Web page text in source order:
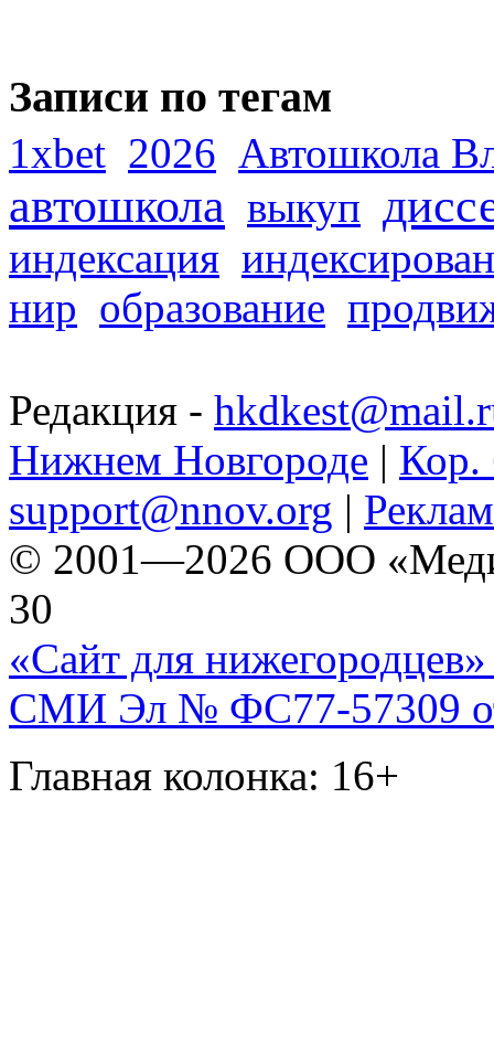
Записи по тегам
1xbet 2026 Автошкола
автошкола выкуп
индексация
нир образование
Редакция -
Нижнем Новгороде | Кор.
support@nnov.org |
© 2001—2026 ООО
30
«Сайт для нижегородцев»
СМИ Эл № ФС77-57309
Главная колонка: 16+